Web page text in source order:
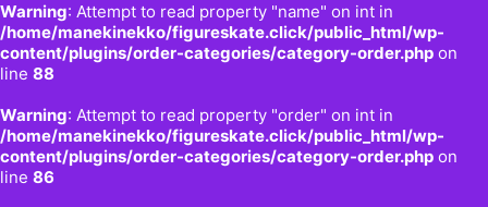
Warning: Attempt to read property "name" on int in
/home/manekinekko/figureskate.click/public_html/wp-
content/plugins/order-categories/category-order.php on
line 88
Warning: Attempt to read property "order" on int in
/home/manekinekko/figureskate.click/public_html/wp-
content/plugins/order-categories/category-order.php on
line 86